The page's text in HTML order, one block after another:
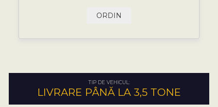
ORDIN
TIP DE VEHICUL:
LIVRARE PÂNĂ LA 3,5 TONE